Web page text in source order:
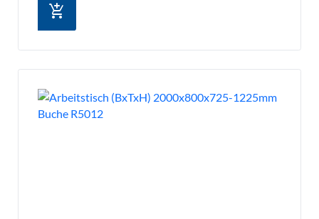
add_shopping_cart